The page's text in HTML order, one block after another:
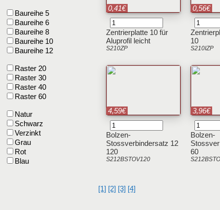
Zentrierplatte 10 für
Aluprofil leicht
S210ZP
0,41€
10
S210IZP
0,56€
Bolzen-
Stossverbindersatz 12
120
S212BSTOV120
4,59€
Bolzen-
60
3,96€
[1] [2] [3] [4]
Baureihe 5
Baureihe 6
Baureihe 8
Baureihe 10
Baureihe 12
Raster 20
Raster 30
Raster 40
Raster 60
Natur
Schwarz
Verzinkt
Grau
Rot
Blau